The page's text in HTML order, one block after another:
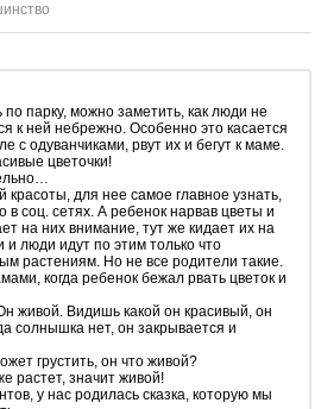
по парку, можно заметить, как люди не
к ней небрежно. Особенно это касается
с одуванчиками, рвут их и бегут к маме.
цветочки!
красоты, для нее самое главное узнать,
в соц. сетях. А ребенок нарвав цветы и
на них внимание, тут же кидает их на
люди идут по этим только что
растениям. Но не все родители такие.
когда ребенок бежал рвать цветок и
живой. Видишь какой он красивый, он
солнышка нет, он закрывается и
грустить, он что живой?
растет, значит живой!
у нас родилась сказка, которую мы